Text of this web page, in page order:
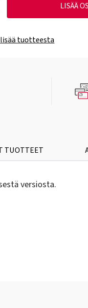
LISÄÄ
lisää tuotteesta
TUOTTEET
versiosta.